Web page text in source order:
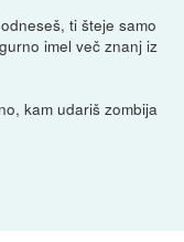
ti šteje samo
imel več znanj iz
kam udariš zombija